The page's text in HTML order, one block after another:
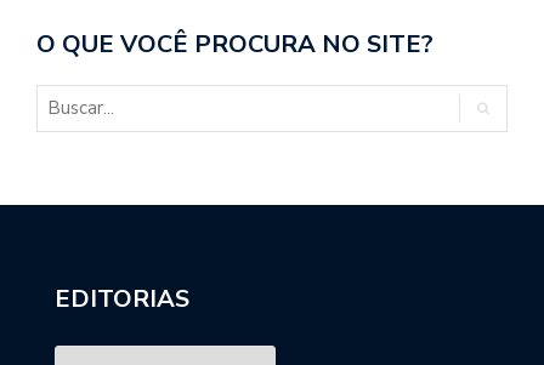
O QUE VOCÊ PROCURA NO SITE?
EDITORIAS